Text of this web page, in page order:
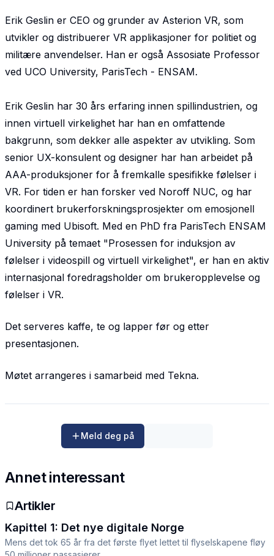
Erik Geslin er CEO og grunder av Asterion VR, som
utvikler og distribuerer VR applikasjoner for politiet og
militære anvendelser. Han er også Assosiate Professor
ved UCO University, ParisTech - ENSAM.
Erik Geslin har 30 års erfaring innen spillindustrien, og
innen virtuell virkelighet har han en omfattende
bakgrunn, som dekker alle aspekter av utvikling. Som
senior UX-konsulent og designer har han arbeidet på
AAA-produksjoner for å fremkalle spesifikke følelser i
VR. For tiden er han forsker ved Noroff NUC, og har
koordinert brukerforskningsprosjekter om emosjonell
gaming med Ubisoft. Med en PhD fra ParisTech ENSAM
University på temaet "Prosessen for induksjon av
følelser i videospill og virtuell virkelighet", er han en aktiv
internasjonal foredragsholder om brukeropplevelse og
følelser i VR.
Det serveres kaffe, te og lapper før og etter
presentasjonen.
Møtet arrangeres i samarbeid med Tekna.
Meld deg på
Annet interessant
Artikler
Kapittel 1: Det nye digitale Norge
Mens det tok 65 år fra det første flyet lettet til flyselskapene fløy